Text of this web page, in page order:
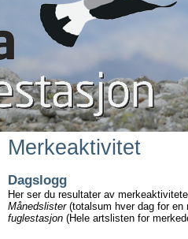
Merkeaktivitet
Dagslogg
Her ser du resultater av
Månedslister(totalsum hver dag for en
fuglestasjon (Hele artslisten for